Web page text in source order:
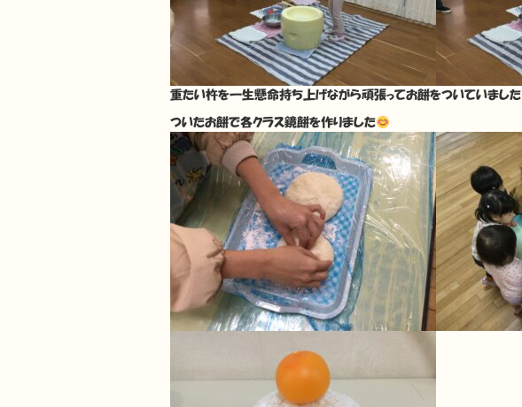
重たい杵を一生懸命持ち上げながら頑張ってお餅をついていました
ついたお餅で各クラス鏡餅を作りました